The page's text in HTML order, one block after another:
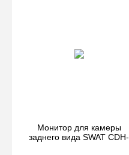
Монитор для камеры
заднего вида SWAT CDH-